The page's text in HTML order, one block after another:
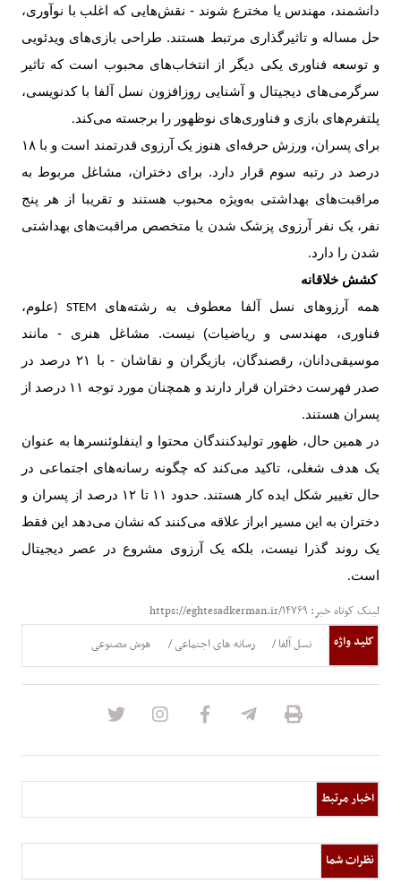
دانشمند، مهندس یا مخترع شوند - نقش‌هایی که اغلب با نوآوری،
حل مساله و تاثیرگذاری مرتبط هستند. طراحی بازی‌های ویدئویی
و توسعه فناوری یکی دیگر از انتخاب‌های محبوب است که تاثیر
سرگرمی‌های دیجیتال و آشنایی روزافزون نسل آلفا با کدنویسی،
پلتفرم‌های بازی و فناوری‌های نوظهور را برجسته می‌کند.
برای پسران، ورزش حرفه‌ای هنوز یک آرزوی قدرتمند است و با۱۸
درصد در رتبه سوم قرار دارد. برای دختران، مشاغل مربوط به
مراقبت‌های بهداشتی به‌ویژه محبوب هستند و تقریبا از هر پنج
نفر، یک نفر آرزوی پزشک شدن یا متخصص مراقبت‌های بهداشتی
شدن را دارد.
کشش خلاقانه
همه آرزوهای نسل آلفا معطوف به رشته‌های
علوم،
فناوری، مهندسی و ریاضیات) نیست. مشاغل هنری - مانند
موسیقی‌دانان، رقصندگان، بازیگران و نقاشان - با
۲۱ درصد در
صدر فهرست دختران قرار دارند و همچنان مورد توجه ۱۱ درصد از
پسران هستند.
در همین حال، ظهور تولیدکنندگان محتوا و اینفلوئنسرها به عنوان
یک هدف شغلی، تاکید می‌کند که چگونه رسانه‌های اجتماعی در
حال تغییر شکل ایده کار هستند. حدود ۱۱ تا۱۲ درصد از پسران و
دختران به این مسیر ابراز علاقه می‌کنند که نشان می‌دهد این فقط
یک روند گذرا نیست، بلکه یک آرزوی مشروع در عصر دیجیتال
است.
لینک کوتاه خبر: https://eghtesadkerman.ir/۱۴۷۶۹
کلید واژه
نسل آلفا رسانه های اجتماعی هوش مصنوعی
اخبار مرتبط
نظرات شما